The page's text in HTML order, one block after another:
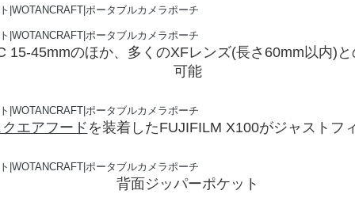
15-45mmのほか、多くのXFレンズ(長さ60mm以内)
可能
エアフード を装着したFUJIFILM X100がジャストフ
背面ジッパーポケット